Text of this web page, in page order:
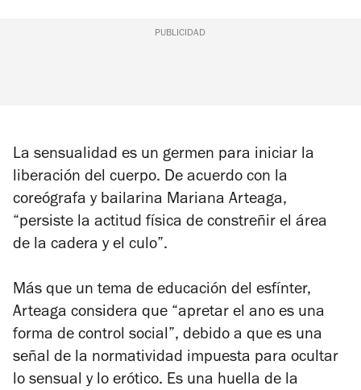
PUBLICIDAD
La sensualidad es un germen para iniciar la
liberación del cuerpo. De acuerdo con la
coreógrafa y bailarina Mariana Arteaga,
“persiste la actitud física de constreñir el área
de la cadera y el culo”.
Más que un tema de educación del esfínter,
Arteaga considera que “apretar el ano es una
forma de control social”, debido a que es una
señal de la normatividad impuesta para ocultar
lo sensual y lo erótico. Es una huella de la